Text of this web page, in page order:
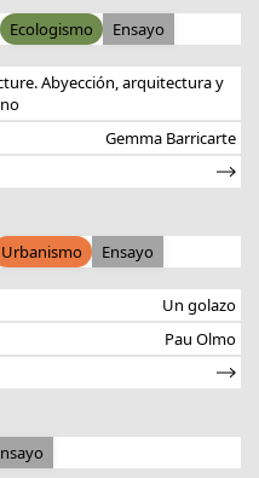
Ecologismo Ensayo
Abyección, arquitectura y
Gemma Barricarte
Urbanismo Ensayo
Un golazo
Pau Olmo